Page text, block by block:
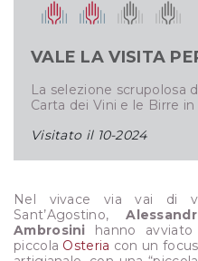
VALE LA VISITA
La selezione scrupolosa
Carta dei Vini e le Birre
Visitato il 10-2024
Nel vivace via vai di
Sant’Agostino,
Ambrosini hanno
piccola Osteria con un